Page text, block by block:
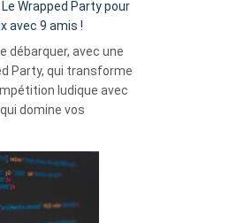
Wrapped Party pour
avec 9 amis !
débarquer, avec une
Party, qui transforme
ludique avec
domine vos